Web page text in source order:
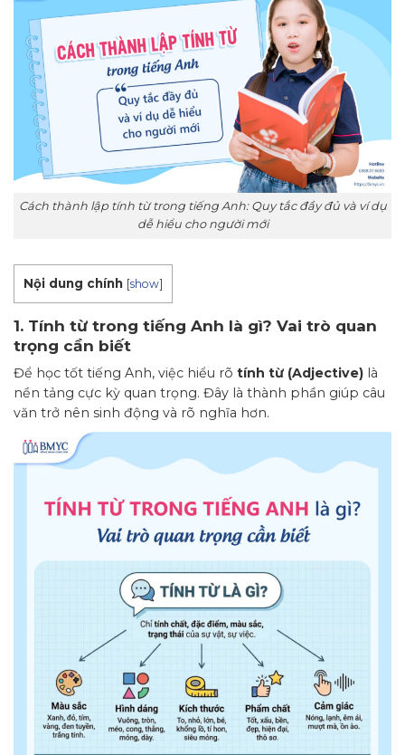
Cách thành lập tính từ trong tiếng Anh: Quy tắc đầy đủ và ví dụ
dễ hiểu cho người mới
Nội dung chính [show]
1. Tính từ trong tiếng Anh là gì? Vai trò quan
trọng cần biết
Để học tốt tiếng Anh, việc hiểu rõ tính từ (Adjective) là
nền tảng cực kỳ quan trọng. Đây là thành phần giúp câu
văn trở nên sinh động và rõ nghĩa hơn.